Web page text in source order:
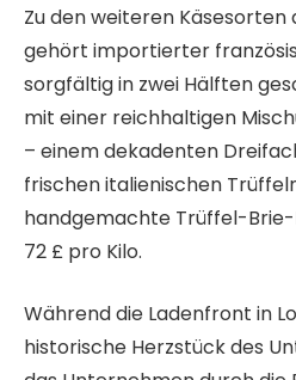
Zu den weiteren
gehört importierter
sorgfältig in zwei Hälften
mit einer reichhaltigen
– einem dekadenten
frischen italienischen
handgemachte Trüffel-
72 £ pro Kilo.
Während die Ladenfront in
historische Herzstück des